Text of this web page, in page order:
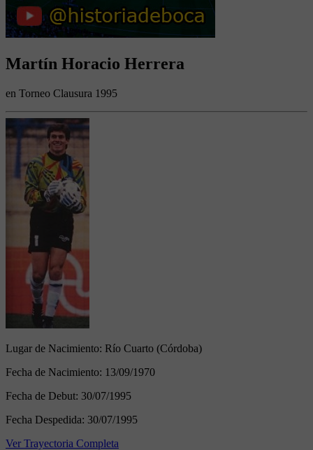
Martín Horacio Herrera
en Torneo Clausura 1995
Lugar de Nacimiento: Río Cuarto (Córdoba)
Fecha de Nacimiento: 13/09/1970
Fecha de Debut: 30/07/1995
Fecha Despedida: 30/07/1995
Ver Trayectoria Completa